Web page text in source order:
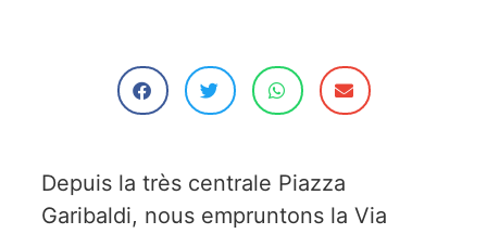
Depuis la très centrale Piazza
Garibaldi, nous empruntons la Via